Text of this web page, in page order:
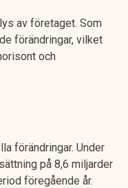
av företaget. Som
förändringar, vilket
och
förändringar. Under
på 8,6 miljarder
föregående år.